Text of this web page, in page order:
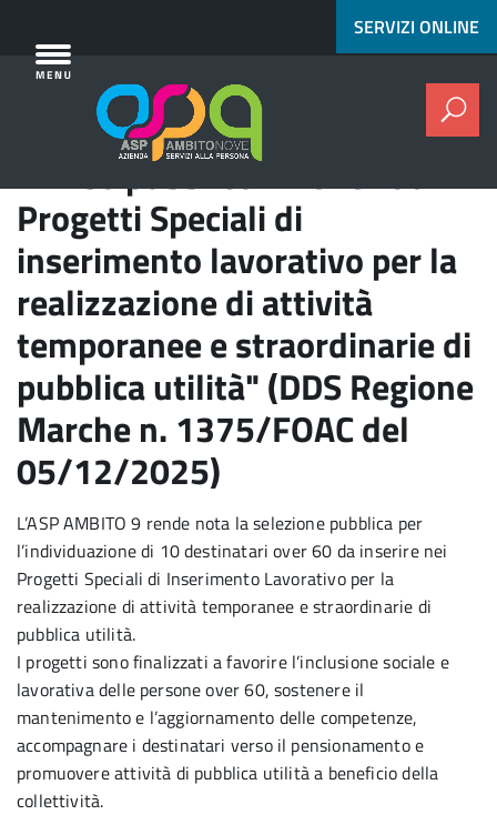
SERVIZI ONLINE
Avviso pubblico – "Over 60 -
Progetti Speciali di
inserimento lavorativo per la
realizzazione di attività
temporanee e straordinarie di
pubblica utilità" (DDS Regione
Marche n. 1375/FOAC del
05/12/2025)
L’ASP AMBITO 9 rende nota la selezione pubblica per
l’individuazione di 10 destinatari over 60 da inserire nei
Progetti Speciali di Inserimento Lavorativo per la
realizzazione di attività temporanee e straordinarie di
pubblica utilità.
I progetti sono finalizzati a favorire l’inclusione sociale e
lavorativa delle persone over 60, sostenere il
mantenimento e l’aggiornamento delle competenze,
accompagnare i destinatari verso il pensionamento e
promuovere attività di pubblica utilità a beneficio della
collettività.